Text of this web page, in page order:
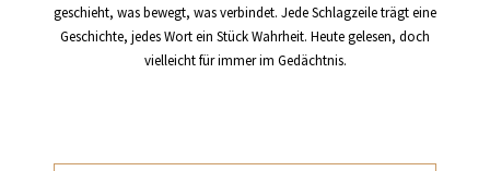
geschieht, was bewegt, was verbindet. Jede Schlagzeile trägt eine
Geschichte, jedes Wort ein Stück Wahrheit. Heute gelesen, doch
vielleicht für immer im Gedächtnis.